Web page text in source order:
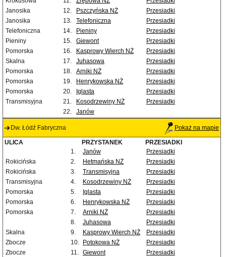
Janosika
12. Pszczyńska NŻ
Przesiadki
Janosika
13. Telefoniczna
Przesiadki
Telefoniczna
14. Pieniny
Przesiadki
Pieniny
15. Giewont
Przesiadki
Pomorska
16. Kasprowy Wierch NŻ
Przesiadki
Skalna
17. Juhasowa
Przesiadki
Pomorska
18. Arniki NŻ
Przesiadki
Pomorska
19. Henrykowska NŻ
Przesiadki
Pomorska
20. Iglasta
Przesiadki
Transmisyjna
21. Kosodrzewiny NŻ
Przesiadki
22.
Janów
Dw. Łódź Fabryczna Pokaż na mapie
ULICA PRZYSTANEK
PRZESIADKI
1.
Janów
Przesiadki
Rokicińska
2. Hetmańska NŻ
Przesiadki
Rokicińska
3. Transmisyjna
Przesiadki
Transmisyjna
4. Kosodrzewiny NŻ
Przesiadki
Pomorska
5. Iglasta
Przesiadki
Pomorska
6. Henrykowska NŻ
Przesiadki
Pomorska
7. Arniki NŻ
Przesiadki
8.
Juhasowa
Przesiadki
Skalna
9. Kasprowy Wierch NŻ
Przesiadki
Zbocze
10. Potokowa NŻ
Przesiadki
Zbocze
11. Giewont
Przesiadki